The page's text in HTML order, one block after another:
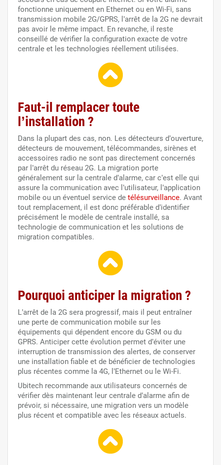
fonctionne uniquement en Ethernet ou en Wi-Fi, sans
transmission mobile 2G/GPRS, l’arrêt de la 2G ne devrait
pas avoir le même impact. En revanche, il reste
conseillé de vérifier la configuration exacte de votre
centrale et les technologies réellement utilisées.
Faut-il remplacer toute
l’installation ?
Dans la plupart des cas, non. Les détecteurs d’ouverture,
détecteurs de mouvement, télécommandes, sirènes et
accessoires radio ne sont pas directement concernés
par l’arrêt du réseau 2G. La migration porte
généralement sur la centrale d’alarme, car c’est elle qui
assure la communication avec l’utilisateur, l’application
mobile ou un éventuel service de télésurveillance. Avant
tout remplacement, il est donc préférable d’identifier
précisément le modèle de centrale installé, sa
technologie de communication et les solutions de
migration compatibles.
Pourquoi anticiper la migration ?
L’arrêt de la 2G sera progressif, mais il peut entraîner
une perte de communication mobile sur les
équipements qui dépendent encore du GSM ou du
GPRS. Anticiper cette évolution permet d’éviter une
interruption de transmission des alertes, de conserver
une installation fiable et de bénéficier de technologies
plus récentes comme la 4G, l’Ethernet ou le Wi-Fi.
Ubitech recommande aux utilisateurs concernés de
vérifier dès maintenant leur centrale d’alarme afin de
prévoir, si nécessaire, une migration vers un modèle
plus récent et compatible avec les réseaux actuels.